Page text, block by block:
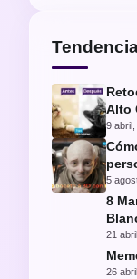
Alto
9
5
8
21
26